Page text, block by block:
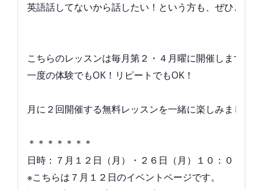
英語話してないから話したい！という方も、ぜひご参
こちらのレッスンは毎月第２・４月曜に開催します。
一度の体験でもOK！リピートでもOK！
月に２回開催する無料レッスンを一緒に楽しみましょ
＊＊＊＊＊＊＊
日時：７月１２日（月）・２６日（月）１０：００～
※こちらは７月１２日のイベントページです。